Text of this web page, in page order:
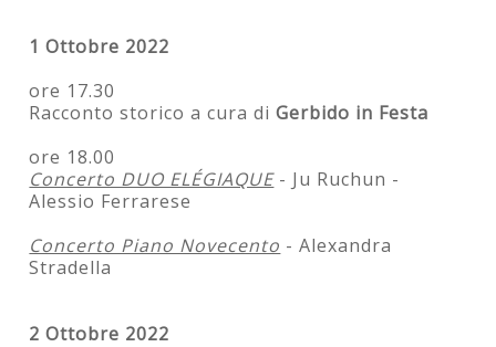
1 Ottobre 2022
ore 17.30
Racconto storico a cura diGerbido in Festa
ore 18.00
Concerto DUO ELÉGIAQUE- Ju Ruchun -
Alessio Ferrarese
Concerto Piano Novecento - Alexandra
Stradella
2 Ottobre 2022